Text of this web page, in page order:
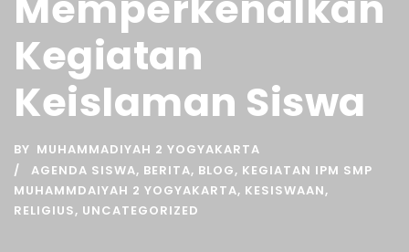
Kegiatan
Keislaman Siswa
BY MUHAMMADIYAH 2 YOGYAKARTA
AGENDA SISWA, BERITA, BLOG, KEGIATAN IPM SMP
MUHAMMDAIYAH 2 YOGYAKARTA, KESISWAAN,
RELIGIUS, UNCATEGORIZED